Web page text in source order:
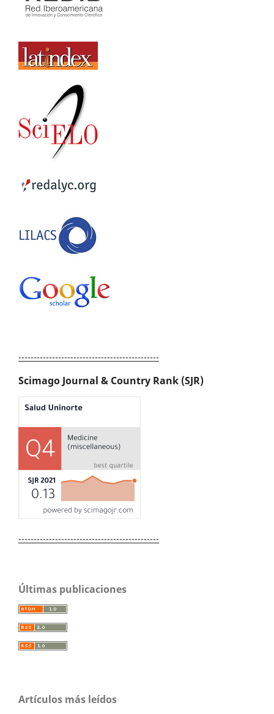
----------------------------------------------
Scimago Journal & Country Rank (SJR)
----------------------------------------------
Últimas publicaciones
Artículos más leídos